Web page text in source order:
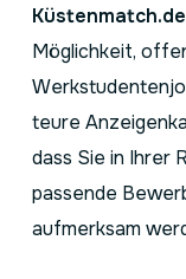
Küstenmatch.de
Möglichkeit,
teure
dass Sie in Ihrer
passende
aufmerksam